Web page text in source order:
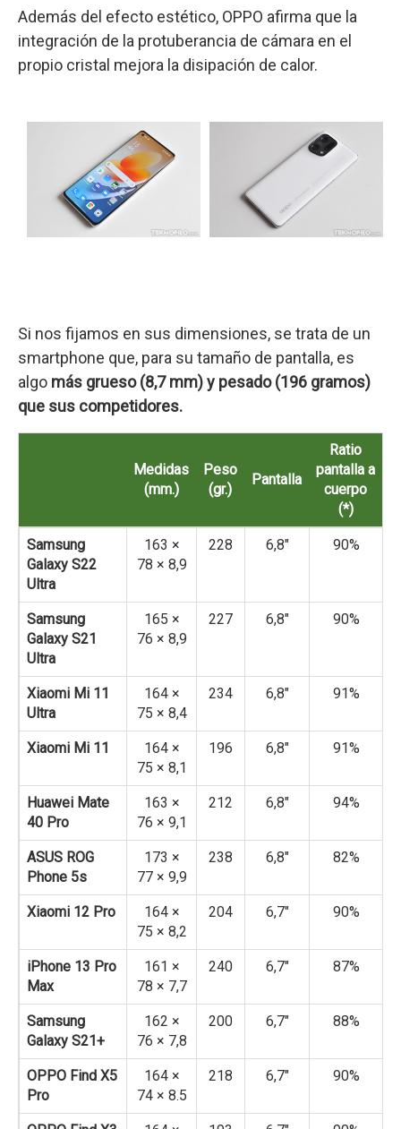
Además del efecto estético, OPPO afirma que la
integración de la protuberancia de cámara en el
propio cristal mejora la disipación de calor.
Si nos fijamos en sus dimensiones, se trata de un
smartphone que, para su tamaño de pantalla, es
algo más grueso (8,7 mm) y pesado (196 gramos)
que sus competidores.
Medidas
(mm.)
Peso
(gr.)
Pantalla
Ratio
pantalla a
cuerpo
(*)
Samsung
Galaxy S22
Ultra
163 ×
78 × 8,9
228 6,8″ 90%
Samsung
Galaxy S21
Ultra
165 ×
76 × 8,9
227 6,8″ 90%
Xiaomi Mi 11
Ultra
164 ×
75 × 8,4
234 6,8″ 91%
Xiaomi Mi 11
164 ×
75 × 8,1
196 6,8″ 91%
Huawei Mate
40 Pro
163 ×
76 × 9,1
212 6,8″ 94%
ASUS ROG
Phone 5s
173 ×
77 × 9,9
238 6,8″ 82%
Xiaomi 12 Pro
164 ×
75 × 8,2
204 6,7″ 90%
iPhone 13 Pro
Max
161 ×
78 × 7,7
240 6,7″ 87%
Samsung
Galaxy S21+
162 ×
76 × 7,8
200 6,7″ 88%
OPPO Find X5
Pro
164 ×
74 × 8.5
218 6,7″ 90%